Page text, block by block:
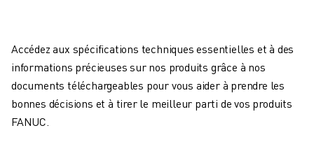
Accédez aux spécifications techniques essentielles et à des
informations précieuses sur nos produits grâce à nos
documents téléchargeables pour vous aider à prendre les
bonnes décisions et à tirer le meilleur parti de vos produits
FANUC.